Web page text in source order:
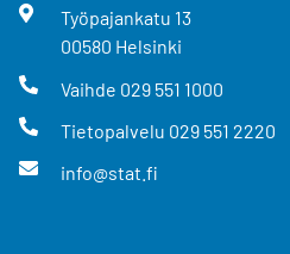
Työpajankatu 13
00580 Helsinki
Vaihde 029 551 1000
Tietopalvelu 029 551 2220
info@stat.fi